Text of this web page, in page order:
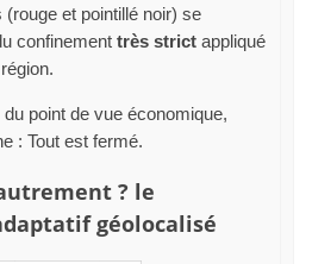
et pointillé noir) se
confinement très strict appliqué
point de vue économique,
: Tout est fermé.
? le
géolocalisé